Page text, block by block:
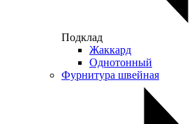
Подклад
Жаккард
Однотонный
Фурнитура швейная